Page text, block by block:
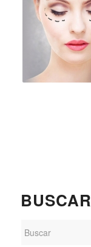
BUSCAR